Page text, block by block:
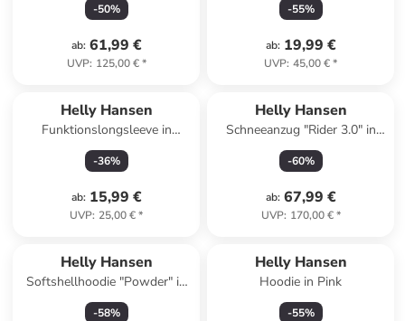
-50%
ab: 61,99 €
UVP: 125,00 €*
-55%
ab: 19,99 €
UVP: 45,00 €*
Helly Hansen
Funktionslongsleeve in
Dunkelblau
-36%
ab: 15,99 €
UVP: 25,00 €*
Helly Hansen
Schneeanzug "Rider 3.0" in
Pink
-60%
ab: 67,99 €
UVP: 170,00 €*
Helly Hansen
Softshellhoodie "Powder" in
Hellbraun
-58%
Helly Hansen
Hoodie in Pink
-55%